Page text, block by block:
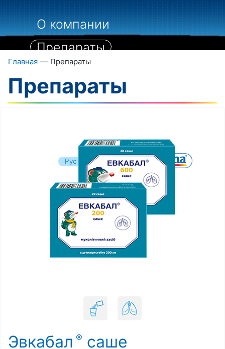
О компании
Препараты
Пациентам
Специалистам
Контакты
Рус
Главная — Препараты
Препараты
Эвкабал саше